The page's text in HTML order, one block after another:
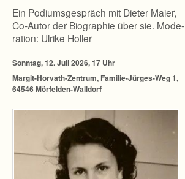
Ein Podi­ums­ge­spräch mit Die­ter Maier,
Co-Autor der Bio­gra­phie über sie. Mode­
ra­tion: Ulrike Holler
Sonn­tag, 12. Juli 2026, 17 Uhr
Margit-Horvath-Zentrum, Familie-Jürges-Weg 1,
64546 Mörfelden-Walldorf